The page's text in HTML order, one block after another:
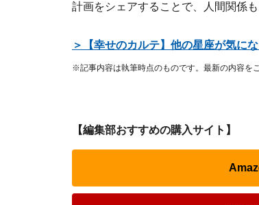
計画をシェアすることで、人間関係
＞【幸せのカルテ】他の星座が気に
※記事内容は執筆時点のものです。最新の内容を
【編集部おすすめの購入サイト】